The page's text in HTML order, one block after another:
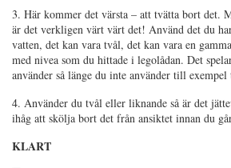
3. Här kommer det värsta – att tvätta bort det.
är det verkligen värt värt det! Använd det du
vatten, det kan vara tvål, det kan vara en
med nivea som du hittade i legolådan. Det
använder så länge du inte använder till
4. Använder du tvål eller liknande så är det
ihåg att skölja bort det från ansiktet innan du
KLART